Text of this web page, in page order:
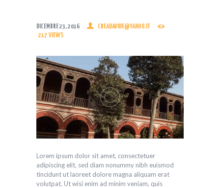
DICEMBRE 23, 2016
CREADAVIDE@YAHOO.IT
217 VIEWS
Lorem ipsum dolor sit amet, consectetuer
adipiscing elit, sed diam nonummy nibh euismod
tincidunt ut laoreet dolore magna aliquam erat
volutpat. Ut wisi enim ad minim veniam, quis